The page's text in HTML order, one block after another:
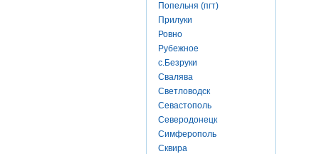
Попельня (пгт)
Прилуки
Ровно
Рубежное
с.Безруки
Свалява
Светловодск
Севастополь
Северодонецк
Симферополь
Сквира